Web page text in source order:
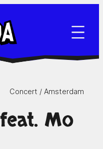
Concert / Amsterdam
Mo